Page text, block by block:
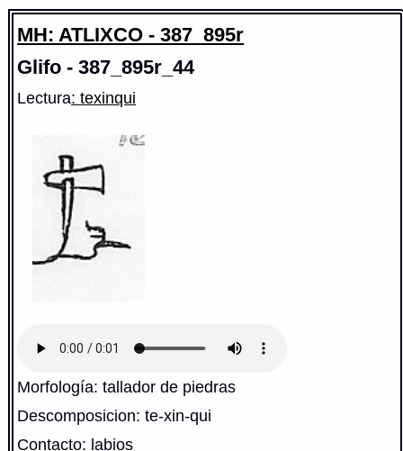
MH: ATLIXCO - 387_895r
Glifo - 387_895r_44
Lectura: texinqui
Morfología: tallador de piedras
Descomposicion: te-xin-qui
Contacto: labios